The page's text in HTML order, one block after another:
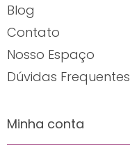
Blog
Contato
Nosso Espaço
Dúvidas Frequentes
Minha conta